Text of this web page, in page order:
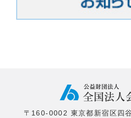
〒160-0002 東京都新宿区四